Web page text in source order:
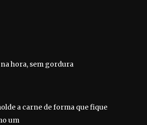
hora, sem gordura
a carne de forma que fique
um